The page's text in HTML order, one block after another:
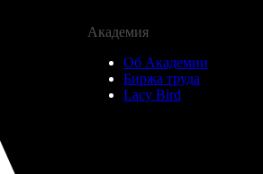
Академия
Об Академии
Биржа труда
Lacy Bird